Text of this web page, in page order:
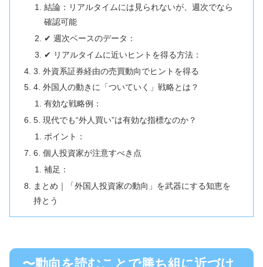
結論：リアルタイムには見られないが、週次でなら
確認可能
✔ 週次ベースのデータ：
✔ リアルタイムに近いヒントを得る方法：
3. 外資系証券経由の売買動向でヒントを得る
4. 外国人の動きに「ついていく」戦略とは？
有効な戦略例：
5. 現代でも“外人買い”は有効な指標なのか？
ポイント：
6. 個人投資家が注意すべき点
補足：
まとめ｜「外国人投資家の動向」を武器にする知恵を
持とう
〜動向を読むことで勝ち組に近づけ